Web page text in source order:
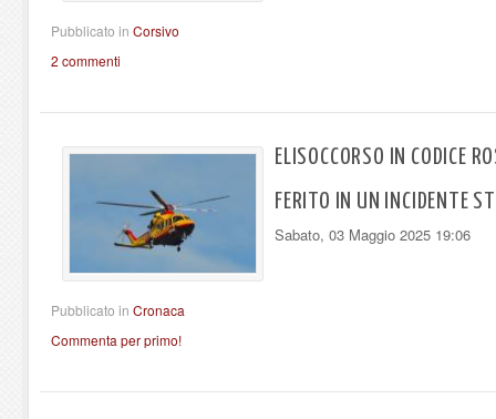
Pubblicato in Corsivo
2 commenti
ELISOCCORSO IN CODICE
FERITO IN UN INCIDENTE
Sabato, 03 Maggio 2025 19:06
Pubblicato in Cronaca
Commenta per primo!